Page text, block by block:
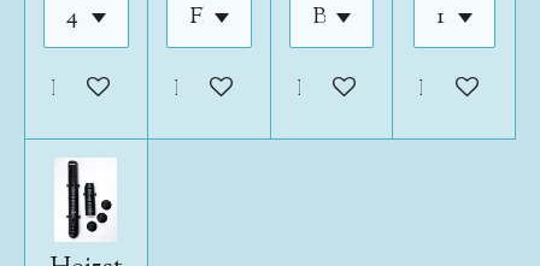
In den WarenkorbIn den WarenkorbIn den Warenkorb
In den